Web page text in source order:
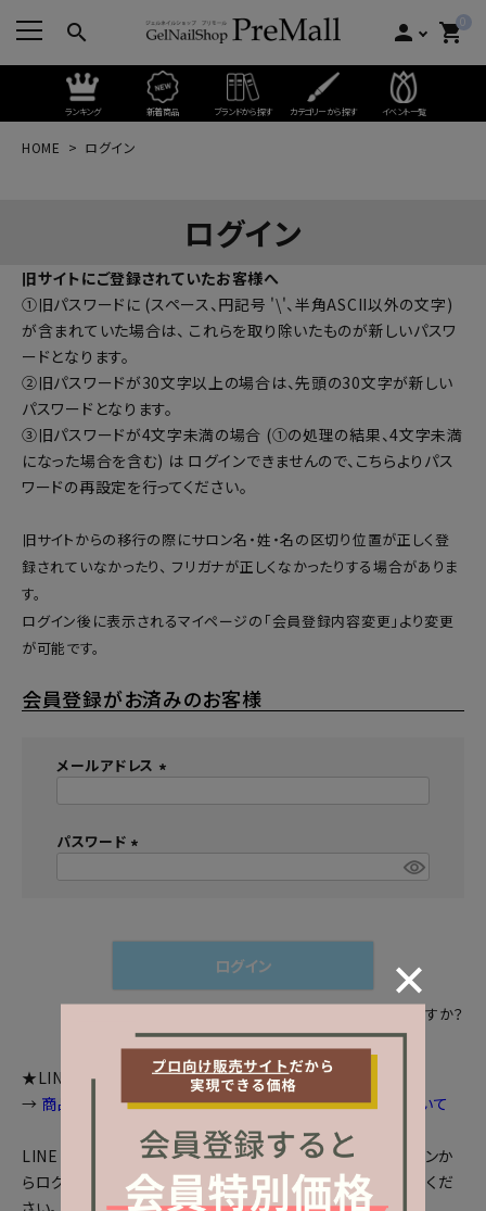
search person 0
shopping_cart
ランキング 新着商品 ブランドから探す カテゴリーから探す イベント一覧
HOME ログイン
ログイン
旧サイトにご登録されていたお客様へ
①旧パスワードに (スペース、円記号 '\'、半角ASCII以外の文字)
が含まれていた場合は、 これらを取り除いたものが新しいパスワ
ードとなります。
②旧パスワードが30文字以上の場合は、先頭の30文字が新しい
パスワードとなります。
③旧パスワードが4文字未満の場合 (①の処理の結果、4文字未満
になった場合を含む) は ログインできませんので、 こちらよりパス
ワードの再設定を行ってください。
旧サイトからの移行の際にサロン名・姓・名の区切り位置が正しく登
録されていなかったり、 フリガナが正しくなかったりする場合がありま
す。
ログイン後に表示されるマイページの「会員登録内容変更」より変更
が可能です。
会員登録がお済みのお客様
メールアドレス
)
パスワード
ログイン
パスワードをお忘れですか？
★LINEログインをご利用のお客様へお知らせ
→ 商品画面等で個数選択等が出来ない場合の対処法について
LINEとの会員連携がお済みの方は、「LINEでログイン」ボタンか
らログインしてください。まだの方は、LINEと会員連携
をしてくだ